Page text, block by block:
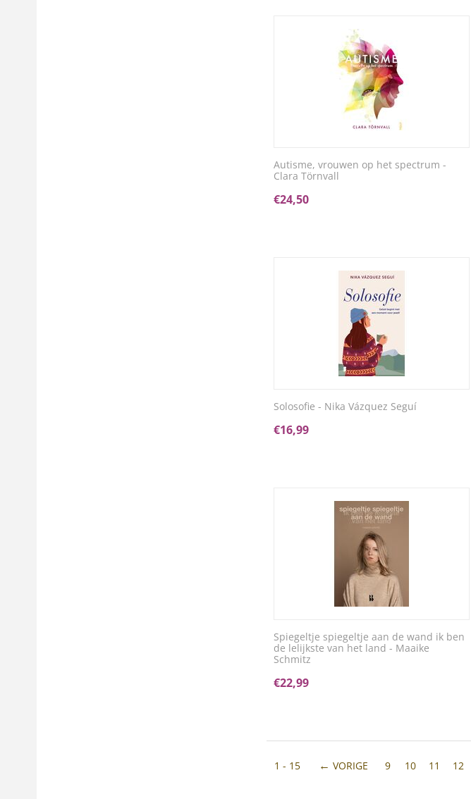
Autisme, vrouwen op het spectrum -
Clara Törnvall
€24,50
Solosofie - Nika Vázquez Seguí
€16,99
Spiegeltje spiegeltje aan de wand ik ben
de lelijkste van het land - Maaike
Schmitz
€22,99
1 - 15 VORIGE 9 10 11 12